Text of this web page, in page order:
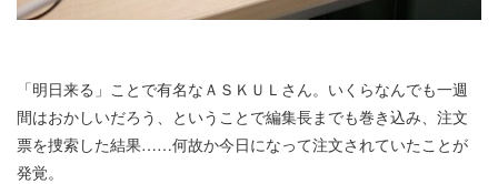
「明日来る」ことで有名なＡＳＫＵＬさん。いくらなんでも一週
間はおかしいだろう、ということで編集長までも巻き込み、注文
票を捜索した結果……何故か今日になって注文されていたことが
発覚。